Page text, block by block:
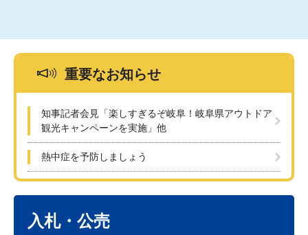
重要なお知らせ
知事記者会見「楽しすぎるぞ岐阜！岐阜県アウトドア
観光キャンペーンを実施」他
熱中症を予防しましょう
入札・公売